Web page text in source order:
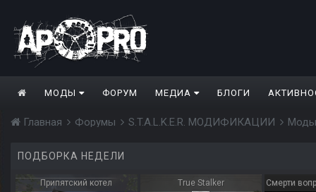
МОДЫ ФОРУМ МЕДИА БЛОГИ
Главная Форумы S.T.A.L.K.E.R. МОДИФИКАЦИИ
ПОДБОРКА НЕДЕЛИ
Припятский котел True Stalker Смерти